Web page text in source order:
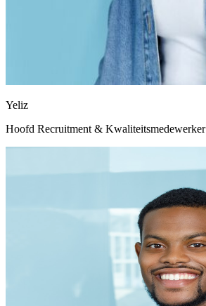
Yeliz
Hoofd Recruitment & Kwaliteitsmedewerker